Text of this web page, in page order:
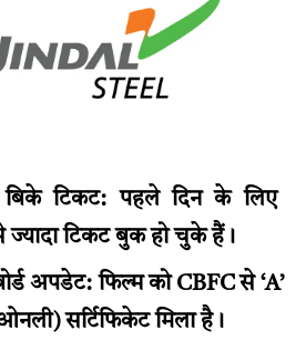
टिकट: पहले दिन के लिए
ज्यादा टिकट बुक हो चुके हैं।
अपडेट: फिल्म को CBFC से ‘A’
सर्टिफिकेट मिला है।